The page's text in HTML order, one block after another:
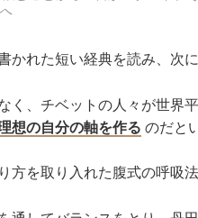
かれた短い経典を読み、次
く、チベットの人々が世界
想の自分の軸を作る のだと
方を取り入れた腹式の呼吸法